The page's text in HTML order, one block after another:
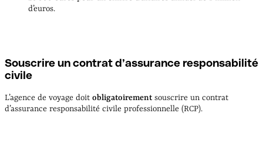
d’euros.
Souscrire un contrat d’assurance responsabilité
civile
L’agence de voyage doit obligatoirement souscrire un contrat
d’assurance responsabilité civile professionnelle (RCP).